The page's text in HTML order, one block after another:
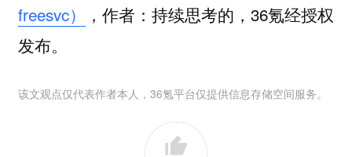
freesvc）
，作者：持续思考的，36氪经授权
发布。
该文观点仅代表作者本人，36氪平台仅提供信息存储空间服务。